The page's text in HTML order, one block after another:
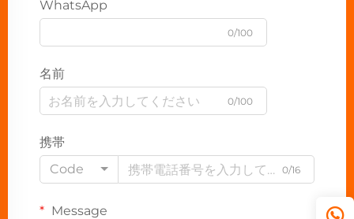
WhatsApp
0/100
名前
0/100
携帯
Code
0/16
Message